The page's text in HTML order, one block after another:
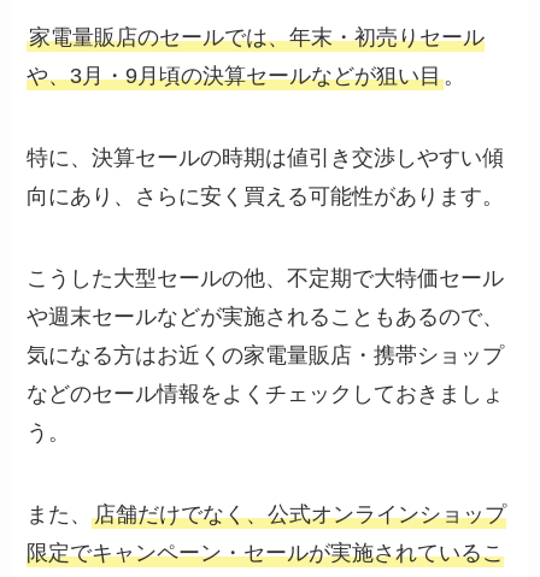
家電量販店のセールでは、年末・初売りセール
や、3月・9月頃の決算セールなどが狙い目。
特に、決算セールの時期は値引き交渉しやすい傾
向にあり、さらに安く買える可能性があります。
こうした大型セールの他、不定期で大特価セール
や週末セールなどが実施されることもあるので、
気になる方はお近くの家電量販店・携帯ショップ
などのセール情報をよくチェックしておきましょ
う。
また、店舗だけでなく、公式オンラインショップ
限定でキャンペーン・セールが実施されているこ